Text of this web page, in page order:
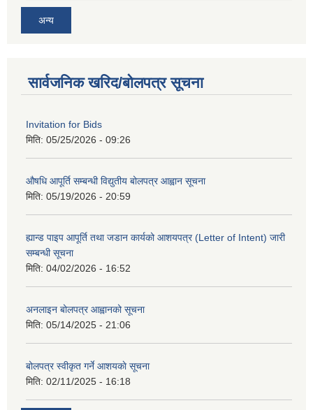
अन्य
सार्वजनिक खरिद/बोलपत्र सूचना
Invitation for Bids
मिति: 05/25/2026 - 09:26
औषधि आपूर्ति सम्बन्धी विद्युतीय बोलपत्र आह्वान सूचना
मिति: 05/19/2026 - 20:59
ह्यान्ड पाइप आपूर्ति तथा जडान कार्यको आशयपत्र (Letter of Intent) जारी
सम्बन्धी सूचना
मिति: 04/02/2026 - 16:52
अनलाइन बोलपत्र आह्वानको सूचना
मिति: 05/14/2025 - 21:06
बोलपत्र स्वीकृत गर्ने आशयकाे सूचना
मिति: 02/11/2025 - 16:18